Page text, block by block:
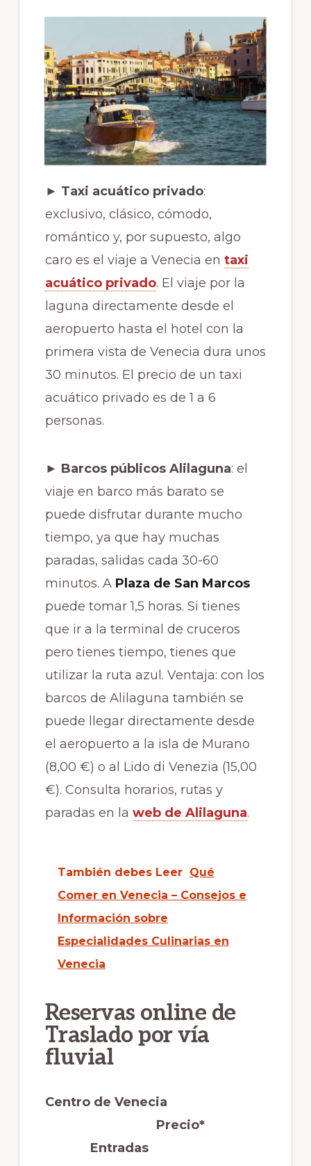
► Taxi acuático privado:
exclusivo, clásico, cómodo,
romántico y, por supuesto, algo
caro es el viaje a Venecia en taxi
acuático privado. El viaje por la
laguna directamente desde el
aeropuerto hasta el hotel con la
primera vista de Venecia dura unos
30 minutos. El precio de un taxi
acuático privado es de 1 a 6
personas.
► Barcos públicos Alilaguna: el
viaje en barco más barato se
puede disfrutar durante mucho
tiempo, ya que hay muchas
paradas, salidas cada 30-60
minutos. A Plaza de San Marcos
puede tomar 1,5 horas. Si tienes
que ir a la terminal de cruceros
pero tienes tiempo, tienes que
utilizar la ruta azul. Ventaja: con los
barcos de Alilaguna también se
puede llegar directamente desde
el aeropuerto a la isla de Murano
(8,00 €) o al Lido di Venezia (15,00
€). Consulta horarios, rutas y
paradas en la web de Alilaguna.
También debes Leer Qué
Comer en Venecia – Consejos e
Información sobre
Especialidades Culinarias en
Venecia
Reservas online de
Traslado por vía
fluvial
Centro de Venecia
Precio*
Entradas